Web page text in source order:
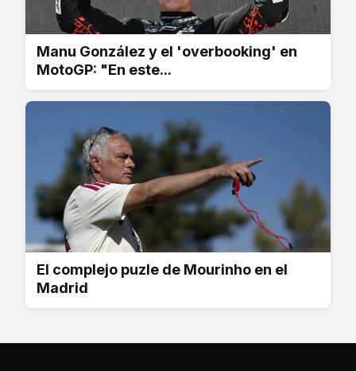
Manu González y el 'overbooking' en
MotoGP: "En este...
El complejo puzle de Mourinho en el
Madrid